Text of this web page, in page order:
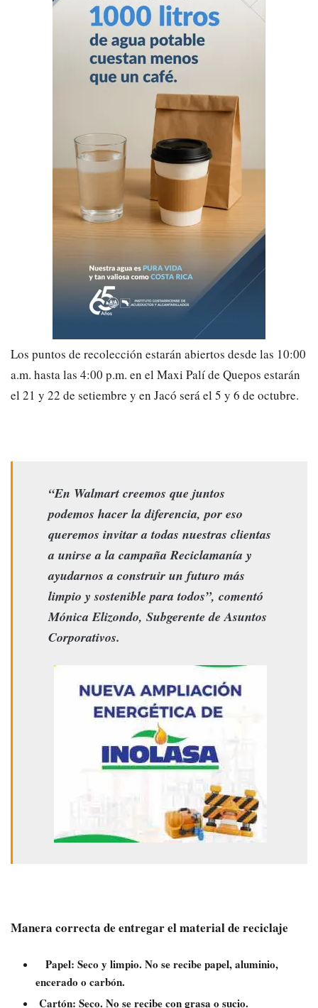
Los puntos de recolección estarán abiertos desde las 10:00
a.m. hasta las 4:00 p.m. en el Maxi Palí de Quepos estarán
el 21 y 22 de setiembre y en Jacó será el 5 y 6 de octubre.
“En Walmart creemos que juntos
podemos hacer la diferencia, por eso
queremos invitar a todas nuestras clientas
a unirse a la campaña Reciclamanía y
ayudarnos a construir un futuro más
limpio y sostenible para todos”, comentó
Mónica Elizondo, Subgerente de Asuntos
Corporativos.
Manera correcta de entregar el material de reciclaje
Papel: Seco y limpio. No se recibe papel, aluminio,
encerado o carbón.
Cartón: Seco. No se recibe con grasa o sucio.